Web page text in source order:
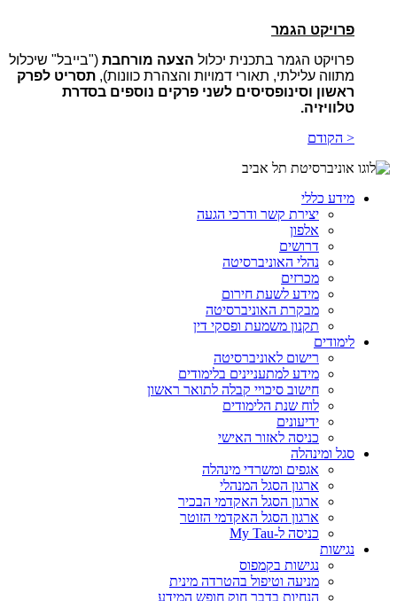
פרויקט הגמר
פרויקט הגמר בתכנית יכלול הצעה מורחבת ("בייבל" שיכלול
מתווה עלילתי, תאורי דמויות והצהרת כוונות), תסריט לפרק
ראשון וסינופסיסים לשני פרקים נוספים בסדרת
טלוויזיה.
< הקודם
מידע כללי
יצירת קשר ודרכי הגעה
אלפון
דרושים
נהלי האוניברסיטה
מכרזים
מידע לשעת חירום
מבקרת האוניברסיטה
תקנון משמעת ופסקי דין
לימודים
רישום לאוניברסיטה
מידע למתעניינים בלימודים
חישוב סיכויי קבלה לתואר ראשון
לוח שנת הלימודים
ידיעונים
כניסה לאזור האישי
סגל ומינהלה
אגפים ומשרדי מינהלה
ארגון הסגל המנהלי
ארגון הסגל האקדמי הבכיר
ארגון הסגל האקדמי הזוטר
כניסה ל-My Tau
נגישות
נגישות בקמפוס
מניעה וטיפול בהטרדה מינית
הנחיות בדבר חוק חופש המידע